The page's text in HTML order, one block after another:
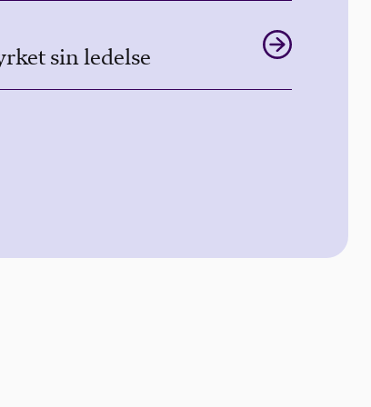
sin ledelse